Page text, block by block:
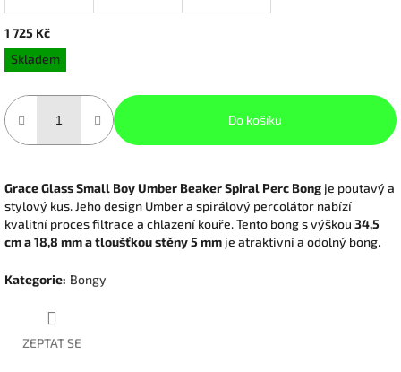
1 725 Kč
Měrná
cena:
Skladem
Do košíku
Grace Glass Small Boy Umber Beaker Spiral Perc Bong je poutavý a
stylový kus. Jeho design Umber a spirálový percolátor nabízí
kvalitní proces filtrace a chlazení kouře.Tento bong s výškou 34,5
cm a 18,8 mm ​​a tloušťkou stěny 5 mm je atraktivní a odolný bong.
Kategorie: Bongy
ZEPTAT SE